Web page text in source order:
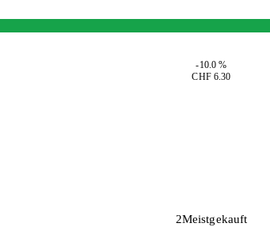
-10.0 %
CHF 6.30
2Meistgekauft